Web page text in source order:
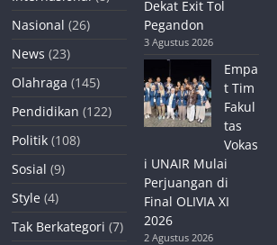
Nasional (26)
News (23)
Olahraga (145)
Pendidikan (122)
Politik (108)
Sosial (9)
Style (4)
Tak Berkategori (7)
Dekat Exit Tol
Pegandon
3 Agustus 2026
Empa
t Tim
Fakul
tas
Vokas
i UNAIR Mulai
Perjuangan di
Final OLIVIA XI
2026
2 Agustus 2026